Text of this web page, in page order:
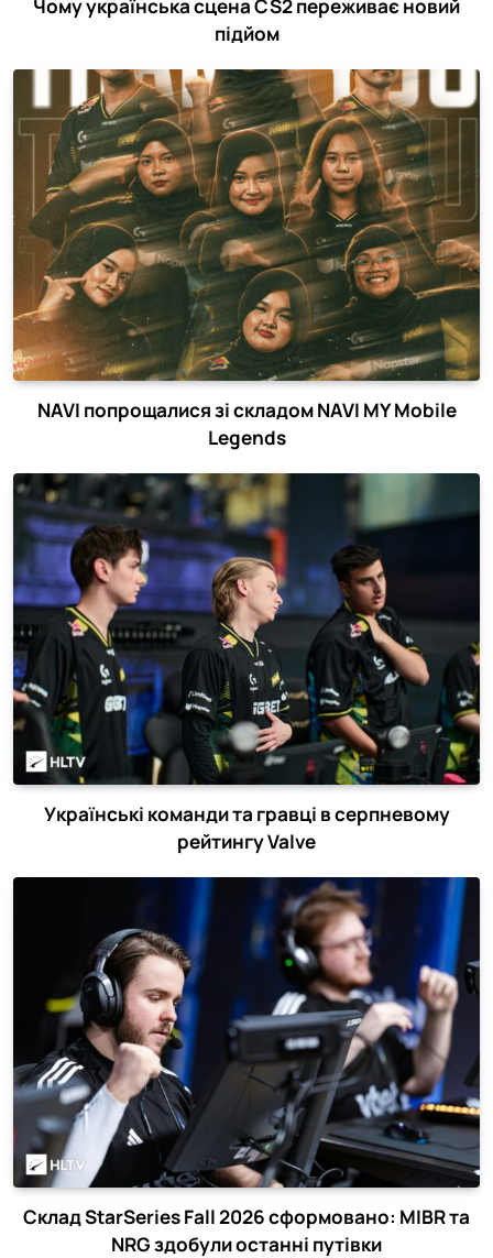
Чому українська сцена CS2 переживає новий
підйом
NAVI попрощалися зі складом NAVI MY Mobile
Legends
Українські команди та гравці в серпневому
рейтингу Valve
Склад StarSeries Fall 2026 сформовано: MIBR та
NRG здобули останні путівки